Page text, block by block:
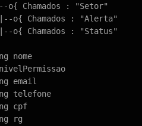
o{ Chamados : "Setor"
o{ Chamados : "Alerta"
o{ Chamados : "Status"
nome
email
telefone
cpf
rg